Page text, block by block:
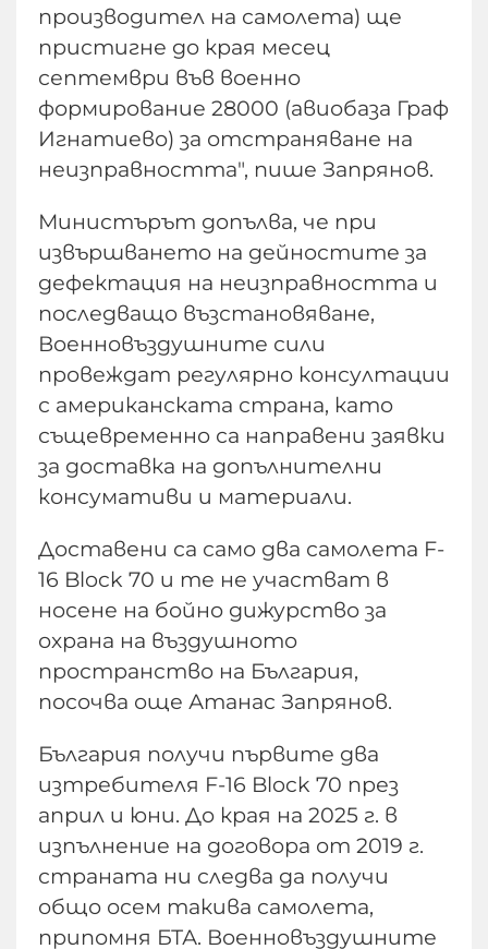
производител на самолета) ще
пристигне до края месец
септември във военно
формирование 28000 (авиобаза Граф
Игнатиево) за отстраняване на
неизправността", пише Запрянов.
Министърът допълва, че при
извършването на дейностите за
дефектация на неизправността и
последващо възстановяване,
Военновъздушните сили
провеждат регулярно консултации
с американската страна, като
същевременно са направени заявки
за доставка на допълнителни
консумативи и материали.
Доставени са само два самолета F-
16 Block 70 и те не участват в
носене на бойно дижурство за
охрана на въздушното
пространство на България,
посочва още Атанас Запрянов.
България получи първите два
изтребителя F-16 Block 70 през
април и юни. До края на 2025 г. в
изпълнение на договора от 2019 г.
страната ни следва да получи
общо осем такива самолета,
припомня БТА. Военновъздушните